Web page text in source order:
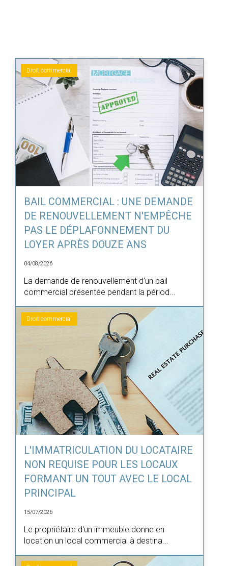
BAIL COMMERCIAL : UNE DEMANDE
DE RENOUVELLEMENT N'EMPÊCHE
PAS LE DÉPLAFONNEMENT DU
LOYER APRÈS DOUZE ANS
04/08/2026
Droit commercial
La demande de renouvellement d'un bail
commercial présentée pendant la périod...
L'IMMATRICULATION DU LOCATAIRE
NON REQUISE POUR LES LOCAUX
FORMANT UN TOUT AVEC LE LOCAL
PRINCIPAL
15/07/2026
Droit commercial
Le propriétaire d'un immeuble donne en
location un local commercial à destina...